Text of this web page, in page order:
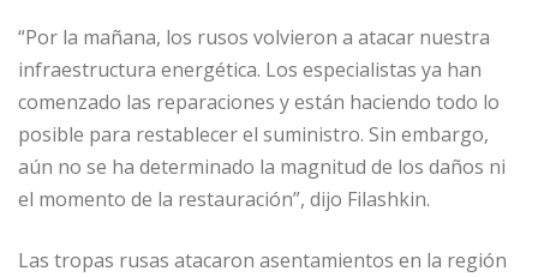
“Por la mañana, los rusos volvieron a atacar nuestra
infraestructura energética. Los especialistas ya han
comenzado las reparaciones y están haciendo todo lo
posible para restablecer el suministro. Sin embargo,
aún no se ha determinado la magnitud de los daños ni
el momento de la restauración”, dijo Filashkin.
Las tropas rusas atacaron asentamientos en la región